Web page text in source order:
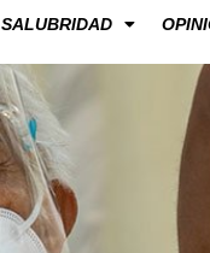
SALUBRIDAD